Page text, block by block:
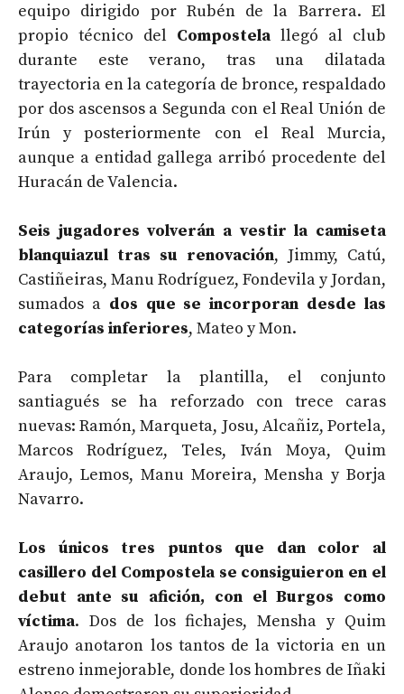
equipo dirigido por Rubén de la Barrera. El
propio técnico del Compostela llegó al club
durante este verano, tras una dilatada
trayectoria en la categoría de bronce, respaldado
por dos ascensos a Segunda con el Real Unión de
Irún y posteriormente con el Real Murcia,
aunque a entidad gallega arribó procedente del
Huracán de Valencia.
Seis jugadores volverán a vestir la camiseta
blanquiazul tras su renovación, Jimmy, Catú,
Castiñeiras, Manu Rodríguez, Fondevila y Jordan,
sumados a dos que se incorporan desde las
categorías inferiores, Mateo y Mon.
Para completar la plantilla, el conjunto
santiagués se ha reforzado con trece caras
nuevas: Ramón, Marqueta, Josu, Alcañiz, Portela,
Marcos Rodríguez, Teles, Iván Moya, Quim
Araujo, Lemos, Manu Moreira, Mensha y Borja
Navarro.
Los únicos tres puntos que dan color al
casillero del Compostela se consiguieron en el
debut ante su afición, con el Burgos como
víctima. Dos de los fichajes, Mensha y Quim
Araujo anotaron los tantos de la victoria en un
estreno inmejorable, donde los hombres de Iñaki